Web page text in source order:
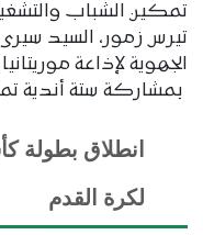
تمكين الشباب
تيرس زمور، السيد
الجهوية لإذاعة
بمشاركة ستة أندية
انطلاق بطولة
لكرة القدم